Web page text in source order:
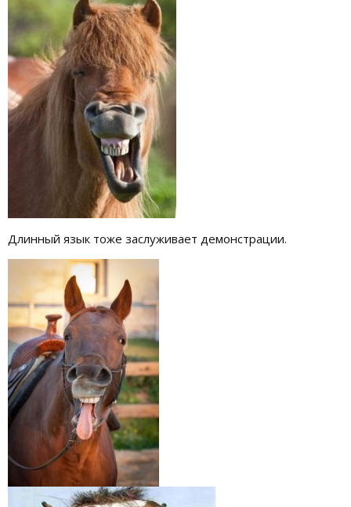
Длинный язык тоже заслуживает демонстрации.